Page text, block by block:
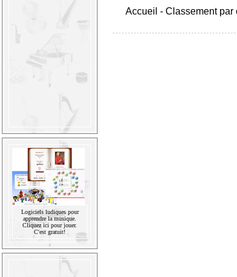
Logiciels ludiques pour
apprendre la musique.
Cliquez ici pour jouer.
C'est gratuit!
Accueil - Classement par